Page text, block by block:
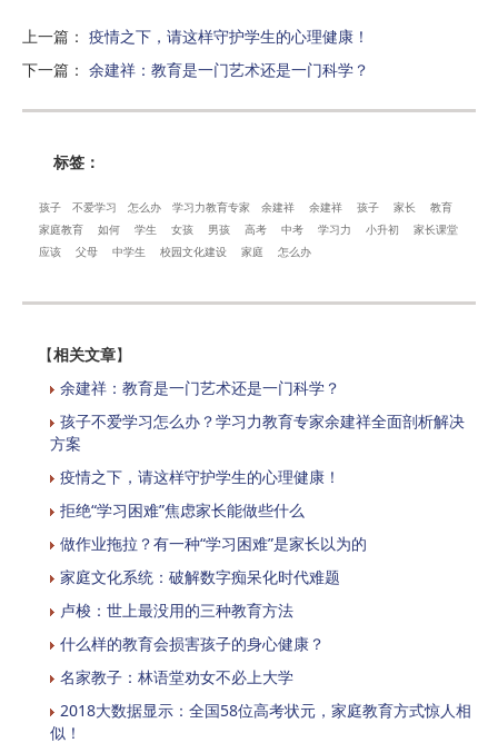
上一篇 ： 疫情之下，请这样守护学生的心理健康！
下一篇 ： 余建祥：教育是一门艺术还是一门科学？
标签：
孩子 不爱学习 怎么办 学习力教育专家 余建祥 余建祥 孩子 家长
教育
家庭教育
如何 学生 女孩 男孩 高考 中考 学习力 小升初
家长课堂
应该
父母 中学生 校园文化建设 家庭 怎么办
【相关文章】
余建祥：教育是一门艺术还是一门科学？
孩子不爱学习怎么办？学习力教育专家余建祥全面剖析解决
方案
疫情之下，请这样守护学生的心理健康！
拒绝“学习困难”焦虑家长能做些什么
做作业拖拉？有一种“学习困难”是家长以为的
家庭文化系统：破解数字痴呆化时代难题
卢梭：世上最没用的三种教育方法
什么样的教育会损害孩子的身心健康？
名家教子：林语堂劝女不必上大学
2018大数据显示：全国58位高考状元，家庭教育方式惊人相
似！